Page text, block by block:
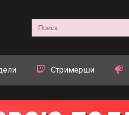
Search
for:
Стримерши